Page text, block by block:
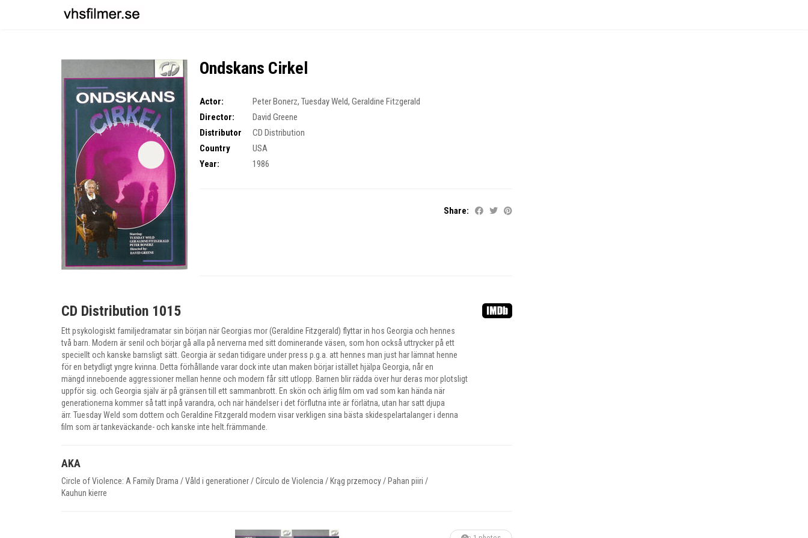
Ondskans Cirkel
Actor: Peter Bonerz,Tuesday Weld,Geraldine Fitzgerald
Director:
David Greene
Distributor
CD Distribution
Country
USA
Year:
1986
Share:
CD Distribution 1015
Ett psykologiskt familjedramatar sin början när Georgias mor (Geraldine Fitzgerald) flyttar in hos Georgia och hennes
två barn. Modern är senil och börjar gå alla på nerverna med sitt dominerande väsen, som hon också uttrycker på ett
speciellt och kanske barnsligt sätt. Georgia är sedan tidigare under press p.g.a. att hennes man just har lämnat henne
för en betydligt yngre kvinna. Detta förhållande varar dock inte utan maken börjar istället hjälpa Georgia, når en
mängd inneboende aggressioner mellan henne och modern får sitt utlopp. Barnen blir rädda över hur deras mor plotsligt
uppför sig. och Georgia själv är på gränsen till ett sammanbrott. En skön och ärlig film om vad som kan hända när
generationerna kommer så tatt inpå varandra, och när händelser i det förflutna inte är förlätna, utan har satt djupa
ärr. Tuesday Weld som dottern och Geraldine Fitzgerald modern visar verkligen sina bästa skidespelartalanger i denna
film som är tankeväckande- och kanske inte helt.främmande.
AKA
Circle of Violence: A Family Drama / Våld i generationer / Círculo de Violencia / Krąg przemocy / Pahan piiri /
Kauhun kierre